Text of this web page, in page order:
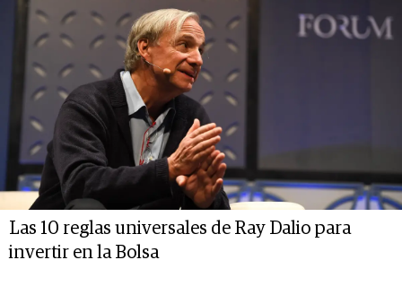
Las 10 reglas universales de Ray Dalio para
invertir en la Bolsa